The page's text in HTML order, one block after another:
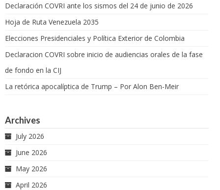
Declaración COVRI ante los sismos del 24 de junio de 2026
Hoja de Ruta Venezuela 2035
Elecciones Presidenciales y Política Exterior de Colombia
Declaracion COVRI sobre inicio de audiencias orales de la fase
de fondo en la CIJ
La retórica apocalíptica de Trump – Por Alon Ben-Meir
Archives
July 2026
June 2026
May 2026
April 2026